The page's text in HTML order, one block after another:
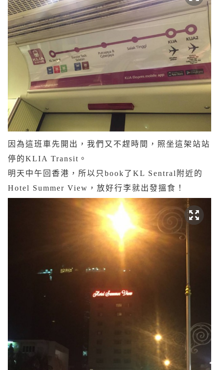
因為這班車先開出，我們又不趕時間，照坐這架站站
停的KLIA Transit。
明天中午回香港，所以只book了KL Sentral附近的
Hotel Summer View，放好行李就出發搵食！